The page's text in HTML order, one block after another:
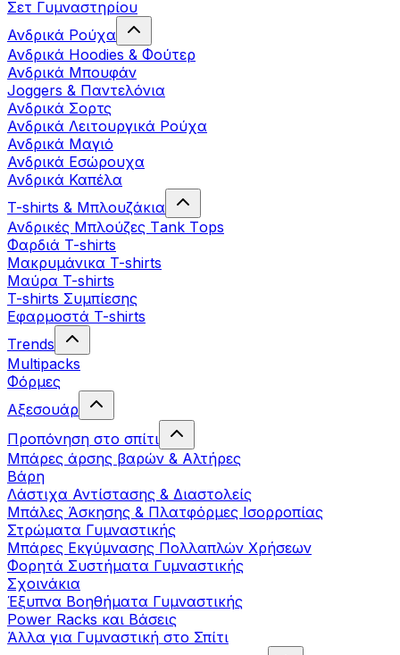
Σετ Γυμναστηρίου
Ανδρικά Ρούχα
Ανδρικά Hoodies & Φούτερ
Ανδρικά Μπουφάν
Joggers & Παντελόνια
Ανδρικά Σορτς
Ανδρικά Λειτουργικά Ρούχα
Ανδρικά Μαγιό
Ανδρικά Εσώρουχα
Ανδρικά Καπέλα
T-shirts & Μπλουζάκια
Ανδρικές Mπλούζες Τank Τops
Φαρδιά T-shirts
Μακρυμάνικα T-shirts
Μαύρα T-shirts
T-shirts Συμπίεσης
Εφαρμοστά T-shirts
Trends
Multipacks
Φόρμες
Αξεσουάρ
Προπόνηση στο σπίτι
Μπάρες άρσης βαρών & Αλτήρες
Βάρη
Λάστιχα Αντίστασης & Διαστολείς
Μπάλες Άσκησης & Πλατφόρμες Ισορροπίας
Στρώματα Γυμναστικής
Μπάρες Εκγύμνασης Πολλαπλών Χρήσεων
Φορητά Συστήματα Γυμναστικής
Σχοινάκια
Έξυπνα Βοηθήματα Γυμναστικής
Power Racks και Βάσεις
Άλλα για Γυμναστική στο Σπίτι